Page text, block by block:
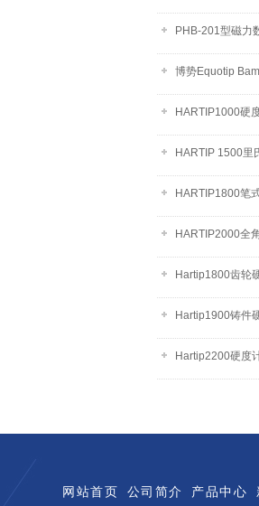
PHB-201型磁力
博势Equotip
HARTIP1000硬
HARTIP 1500里
HARTIP1800笔
HARTIP2000全
Hartip1800齿轮
Hartip1900铸件
Hartip2200硬度
网站首页 公司简介 产品中心